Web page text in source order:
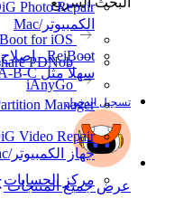
for iOS
PDNob
iAnyGo
تسجيل الدخول
مركز الحسابات
Photo Repair
الكمبيوتر/Mac
ReiBoot - إصلاح نظام Android
سهلاً مثل A-B-C
Manager
Video Repair
جهاز الكمبيوتر/Mac
عرض جميع المنتجات